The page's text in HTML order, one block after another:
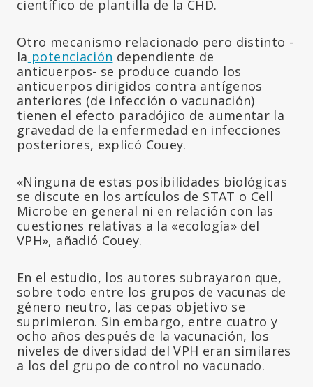
científico de plantilla de la CHD.
Otro mecanismo relacionado pero distinto -
la potenciación dependiente de
anticuerpos- se produce cuando los
anticuerpos dirigidos contra antígenos
anteriores (de infección o vacunación)
tienen el efecto paradójico de aumentar la
gravedad de la enfermedad en infecciones
posteriores, explicó Couey.
«Ninguna de estas posibilidades biológicas
se discute en los artículos de STAT o Cell
Microbe en general ni en relación con las
cuestiones relativas a la «ecología» del
VPH», añadió Couey.
En el estudio, los autores subrayaron que,
sobre todo entre los grupos de vacunas de
género neutro, las cepas objetivo se
suprimieron. Sin embargo, entre cuatro y
ocho años después de la vacunación, los
niveles de diversidad del VPH eran similares
a los del grupo de control no vacunado.